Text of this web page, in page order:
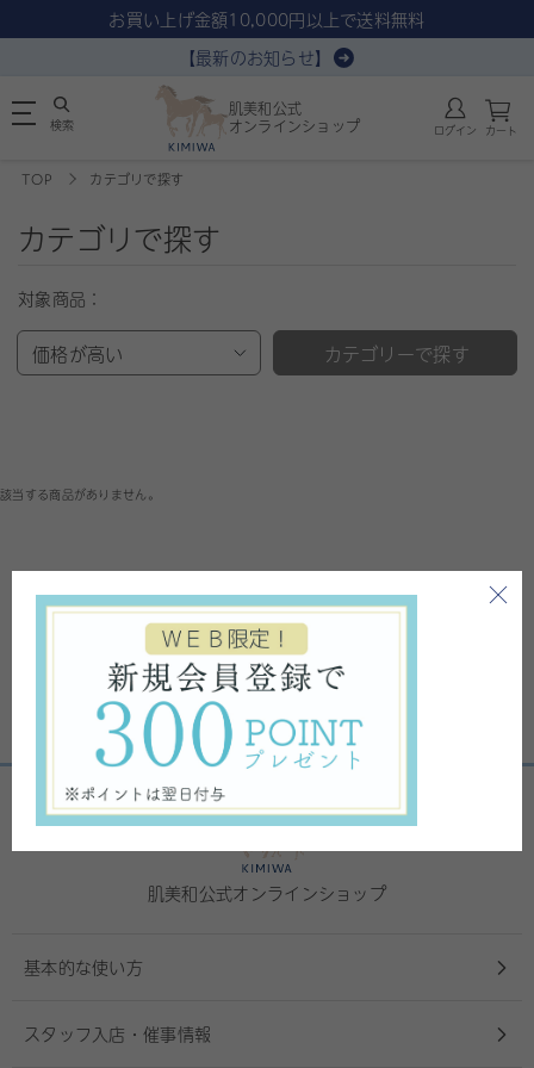
お買い上げ金額10,000円以上で送料無料
【最新のお知らせ】
肌美和公式
オンラインショップ
検索 ログイン カート
TOP カテゴリで探す
カテゴリで探す
対象商品：
価格が高い カテゴリーで探す
該当する商品がありません。
肌美和公式オンラインショップ
基本的な使い方
スタッフ入店・催事情報